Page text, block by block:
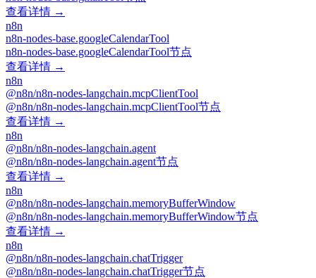
查看详情 →
n8n
n8n-nodes-base.googleCalendarTool
n8n-nodes-base.googleCalendarTool节点
查看详情 →
n8n
@n8n/n8n-nodes-langchain.mcpClientTool
@n8n/n8n-nodes-langchain.mcpClientTool节点
查看详情 →
n8n
@n8n/n8n-nodes-langchain.agent
@n8n/n8n-nodes-langchain.agent节点
查看详情 →
n8n
@n8n/n8n-nodes-langchain.memoryBufferWindow
@n8n/n8n-nodes-langchain.memoryBufferWindow节点
查看详情 →
n8n
@n8n/n8n-nodes-langchain.chatTrigger
@n8n/n8n-nodes-langchain.chatTrigger节点